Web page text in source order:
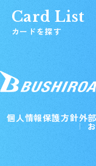
Card List
カードを探す
個人情報保護方針外